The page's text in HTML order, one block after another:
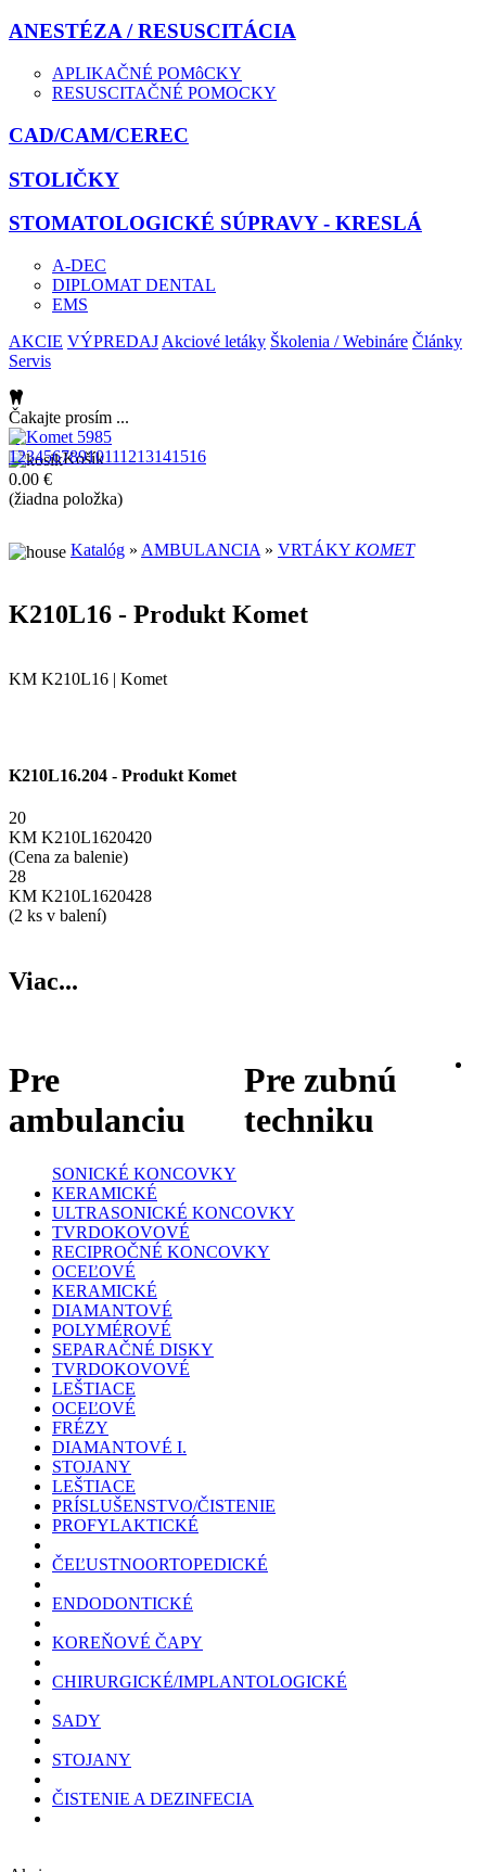
ANESTÉZA / RESUSCITÁCIA
APLIKAČNÉ POMôCKY
RESUSCITAČNÉ POMOCKY
CAD/CAM/CEREC
STOLIČKY
STOMATOLOGICKÉ SÚPRAVY - KRESLÁ
A-DEC
DIPLOMAT DENTAL
EMS
AKCIE VÝPREDAJ Akciové letáky Školenia / Webináre Články
Servis
Čakajte prosím ...
‹›
12345678910111213141516
Košík
0.00 €
(žiadna položka)
Katalóg » AMBULANCIA » VRTÁKY KOMET
K210L16 - Produkt Komet
KM K210L16 | Komet
K210L16.204 - Produkt Komet
20
KM K210L1620420
(Cena za balenie)
28
KM K210L1620428
(2 ks v balení)
Viac...
Pre
ambulanciu
Pre zubnú
techniku
SONICKÉ KONCOVKY
KERAMICKÉ
ULTRASONICKÉ KONCOVKY
TVRDOKOVOVÉ
RECIPROČNÉ KONCOVKY
OCEĽOVÉ
KERAMICKÉ
DIAMANTOVÉ
POLYMÉROVÉ
SEPARAČNÉ DISKY
TVRDOKOVOVÉ
LEŠTIACE
OCEĽOVÉ
FRÉZY
DIAMANTOVÉ I.
STOJANY
LEŠTIACE
PRÍSLUŠENSTVO/ČISTENIE
PROFYLAKTICKÉ
ČEĽUSTNOORTOPEDICKÉ
ENDODONTICKÉ
KOREŇOVÉ ČAPY
CHIRURGICKÉ/IMPLANTOLOGICKÉ
SADY
STOJANY
ČISTENIE A DEZINFECIA